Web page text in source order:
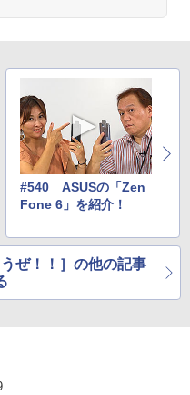
#540 ASUSの「Zen
Fone 6」を紹介！
ぜ！！］の他の記事